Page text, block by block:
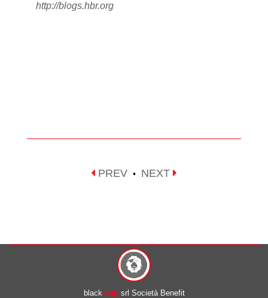
http://blogs.hbr.org
PREV • NEXT
blackshipsrl Società Benefit